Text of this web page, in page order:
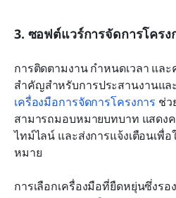
3. ซอฟต์แวร์การจัดการโคร
การติดตามงาน กำหนดเวลา แล
เครื่องมือการจัดการโครงการ ช่ว
สามารถมอบหมายบทบาท แสดง
ไทม์ไลน์ และส่งการแจ้งเตือนเพื่
หมาย
การเลือกเครื่องมือที่ยืดหยุ่นซึ่งรอ